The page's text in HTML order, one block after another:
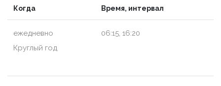
Когда Время, интервал
ежедневно
Круглый год
06:15, 16:20